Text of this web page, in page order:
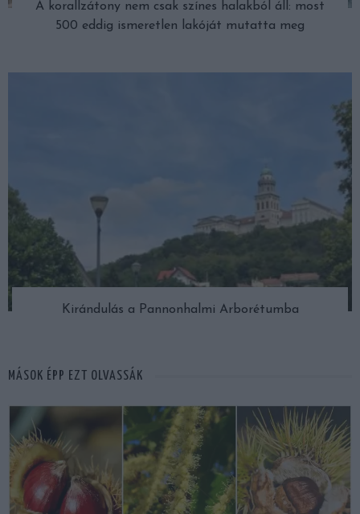
A korallzátony nem csak színes halakból áll: most
500 eddig ismeretlen lakóját mutatta meg
Kirándulás a Pannonhalmi Arborétumba
MÁSOK ÉPP EZT OLVASSÁK